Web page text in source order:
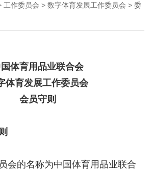
工作委员会 > 数字体育发展工作委员会 > 委
体育用品业联合会
体育发展工作委员会
会员守则
的名称为中国体育用品业联合